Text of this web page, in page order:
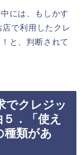
には、もしかす
で利用したクレ
と、判断されて
でクレジッ
．「使え
種類があ